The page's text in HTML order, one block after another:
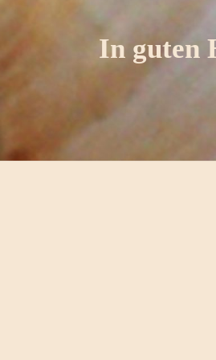
In guten